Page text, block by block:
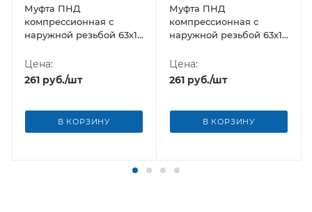
Муфта ПНД
компрессионная с
наружной резьбой 63х1
Цена:
261 руб./шт
В КОРЗИНУ
Муфта ПНД
компрессионная с
наружной резьбой 63х1
(Турция)
Цена:
261 руб./шт
В КОРЗИНУ